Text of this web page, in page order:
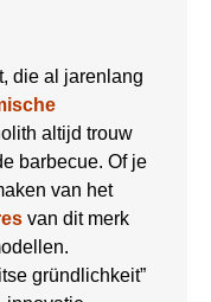
die al jarenlang
altijd trouw
barbecue. Of je
van het
van dit merk
gründlichkeit”